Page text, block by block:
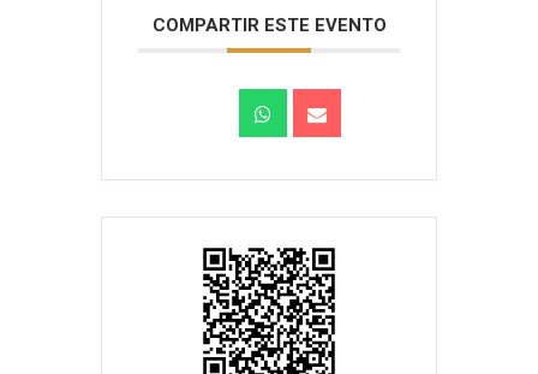
COMPARTIR ESTE EVENTO